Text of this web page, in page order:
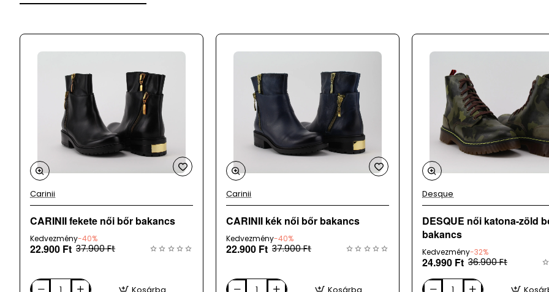
Szármagasság:10 cm
: szintetikus
Származási hely : Németország
A webáruházunk mellett üzletként is működünk, az adatok 24 óránként kerülnek frissítésre, így ritkán, de előfordulhat, hogy
megrendelt terméket időközben eladtuk.
Carinii
CARINII fekete női bőr bakancs
Kedvezmény-40%
22.900 Ft 37.900 Ft
Kosárba
Carinii
CARINII kék női bőr bakancs
Kedvezmény-40%
22.900 Ft 37.900 Ft
Kosárba
Desque
DESQUE női katona-zöld
bakancs
Kedvezmény-32%
24.990 Ft 36.900 Ft